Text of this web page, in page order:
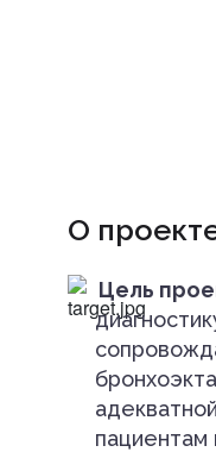
О
Цель
пациентам